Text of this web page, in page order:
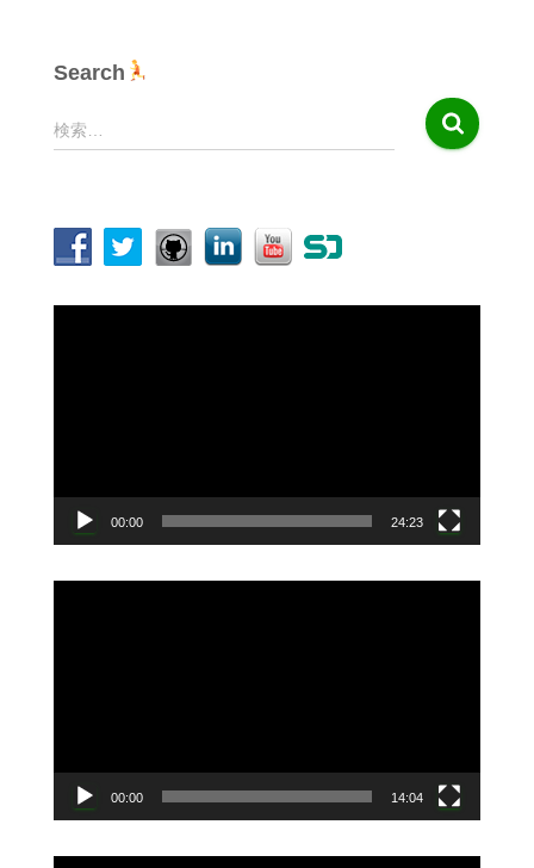
Search
検
索
検索…
00:00 24:23
00:00 14:04